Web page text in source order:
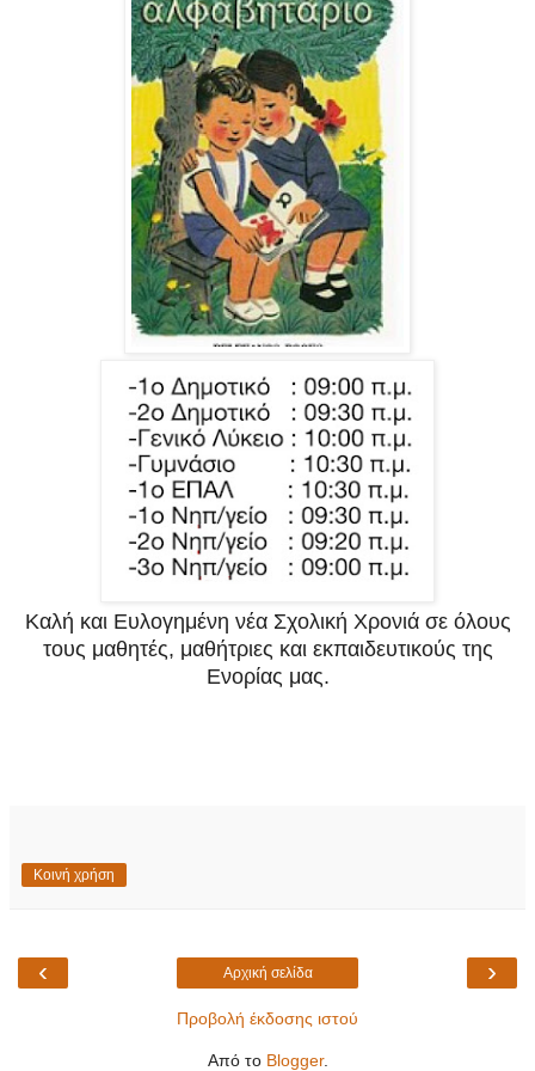
Καλή και Ευλογημένη νέα Σχολική Χρονιά σε όλους
τους μαθητές, μαθήτριες και εκπαιδευτικούς της
Ενορίας μας.
Κοινή χρήση
‹ ›
Αρχική σελίδα
Προβολή έκδοσης ιστού
Από το Blogger.